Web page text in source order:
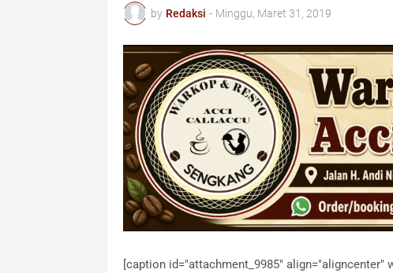
by Redaksi - Minggu, Maret 31, 2019
[caption id="attachment_9985" align="aligncenter"